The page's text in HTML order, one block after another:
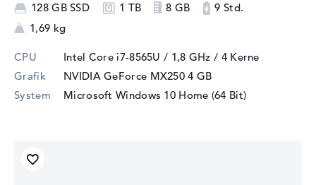
128 GB SSD
1 TB 8 GB
9 Std.
1,69 kg
CPU Intel Core i7-8565U / 1,8 GHz / 4 Kerne
Grafik
NVIDIA GeForce MX250 4 GB
System
Microsoft Windows 10 Home (64 Bit)